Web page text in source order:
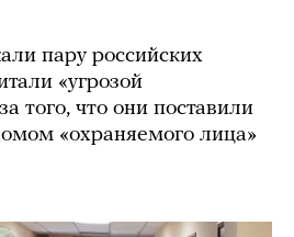
пару российских
«угрозой
того, что они поставили
«охраняемого лица»